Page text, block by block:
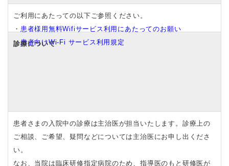
ご利用にあたっての以下ご参照ください。
・ 患者様用無料Wifiサービス利用にあたってのお願い
・患者向けWi-Fi サービス利用規定
診療について
患者さまの入院中の診療は主治医が担当いたします。診療上の
ご相談、ご希望、疑問などについては主治医にお申し出くださ
い。
なお、当院は臨床研修指定病院のため、指導医のもと研修医が